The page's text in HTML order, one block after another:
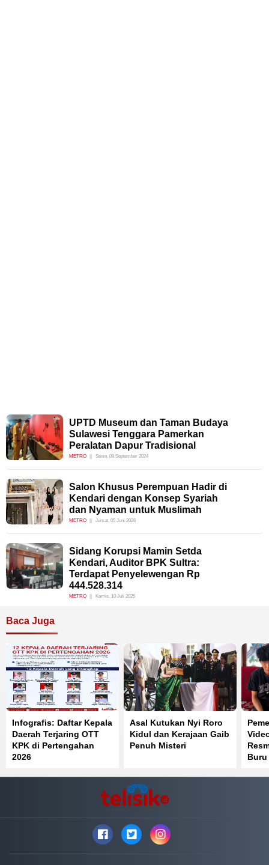
UPTD Museum dan Taman Budaya
Sulawesi Tenggara Pamerkan
Peralatan Dapur Tradisional
METRO Senin, 09 September 2024
Salon Khusus Perempuan Hadir di
Kendari dengan Konsep Syariah
dan Nyaman untuk Muslimah
METRO Jumat, 05 Juni 2026
Sidang Korupsi Mamin Setda
Kendari, Auditor BPK Sultra:
Terdapat Penyelewengan Rp
444.528.314
METRO Kamis, 10 Juli 2025
Baca Juga
Infografis: Daftar Kepala
Daerah Terjaring OTT
KPK di Pertengahan
2026
Asal Kutukan Nyi Roro
Kidul dan Kerajaan Gaib
Penuh Misteri
Buru